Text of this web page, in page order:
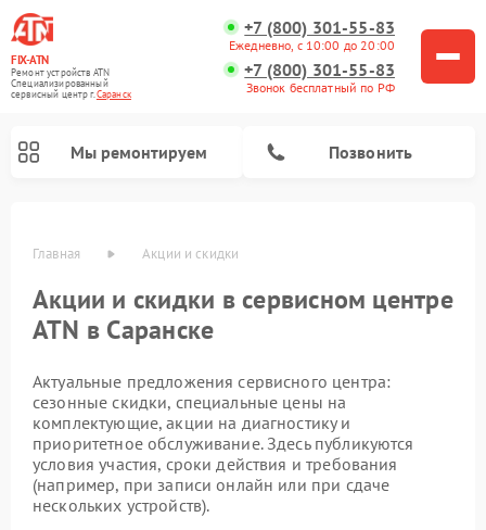
FIX-ATN
Ремонт устройств ATN
Специализированный
cервисный центр г.Саранск
+7 (800) 301-55-83
Ежедневно, с 10:00 до 20:00
+7 (800) 301-55-83
Звонок бесплатный по РФ
Мы ремонтируем Позвонить
Главная Акции и скидки
Акции и скидки в сервисном центре
ATN в Саранске
Актуальные предложения сервисного центра:
сезонные скидки, специальные цены на
комплектующие, акции на диагностику и
приоритетное обслуживание. Здесь публикуются
условия участия, сроки действия и требования
(например, при записи онлайн или при сдаче
нескольких устройств).